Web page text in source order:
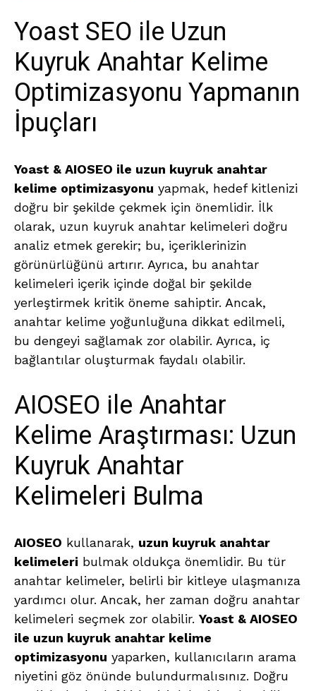
Yoast SEO ile Uzun
Kuyruk Anahtar Kelime
Optimizasyonu Yapmanın
İpuçları
Yoast & AIOSEO ile uzun kuyruk anahtar
kelime optimizasyonu yapmak, hedef kitlenizi
doğru bir şekilde çekmek için önemlidir. İlk
olarak, uzun kuyruk anahtar kelimeleri doğru
analiz etmek gerekir; bu, içeriklerinizin
görünürlüğünü artırır. Ayrıca, bu anahtar
kelimeleri içerik içinde doğal bir şekilde
yerleştirmek kritik öneme sahiptir. Ancak,
anahtar kelime yoğunluğuna dikkat edilmeli,
bu dengeyi sağlamak zor olabilir. Ayrıca, iç
bağlantılar oluşturmak faydalı olabilir.
AIOSEO ile Anahtar
Kelime Araştırması: Uzun
Kuyruk Anahtar
Kelimeleri Bulma
AIOSEO kullanarak, uzun kuyruk anahtar
kelimeleri bulmak oldukça önemlidir. Bu tür
anahtar kelimeler, belirli bir kitleye ulaşmanıza
yardımcı olur. Ancak, her zaman doğru anahtar
kelimeleri seçmek zor olabilir. Yoast & AIOSEO
ile uzun kuyruk anahtar kelime
optimizasyonu yaparken, kullanıcıların arama
niyetini göz önünde bulundurmalısınız. Doğru